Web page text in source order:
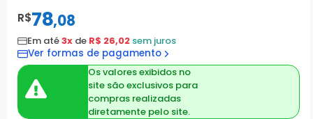
R$78,08
Em até3x de R$ 26,02 sem juros
Ver formas de pagamento
Os valores exibidos no
site são exclusivos para
compras realizadas
diretamente pelo site.